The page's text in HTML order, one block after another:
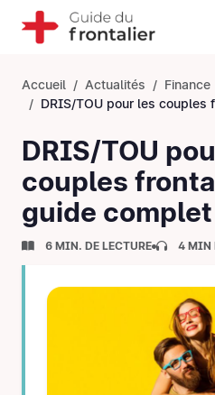
Accueil Actualités
Finance
DRIS/TOU pour les couples frontaliers : notre guide
DRIS/TOU
couples
guide complet
6 MIN. DE LECTURE 4 MIN